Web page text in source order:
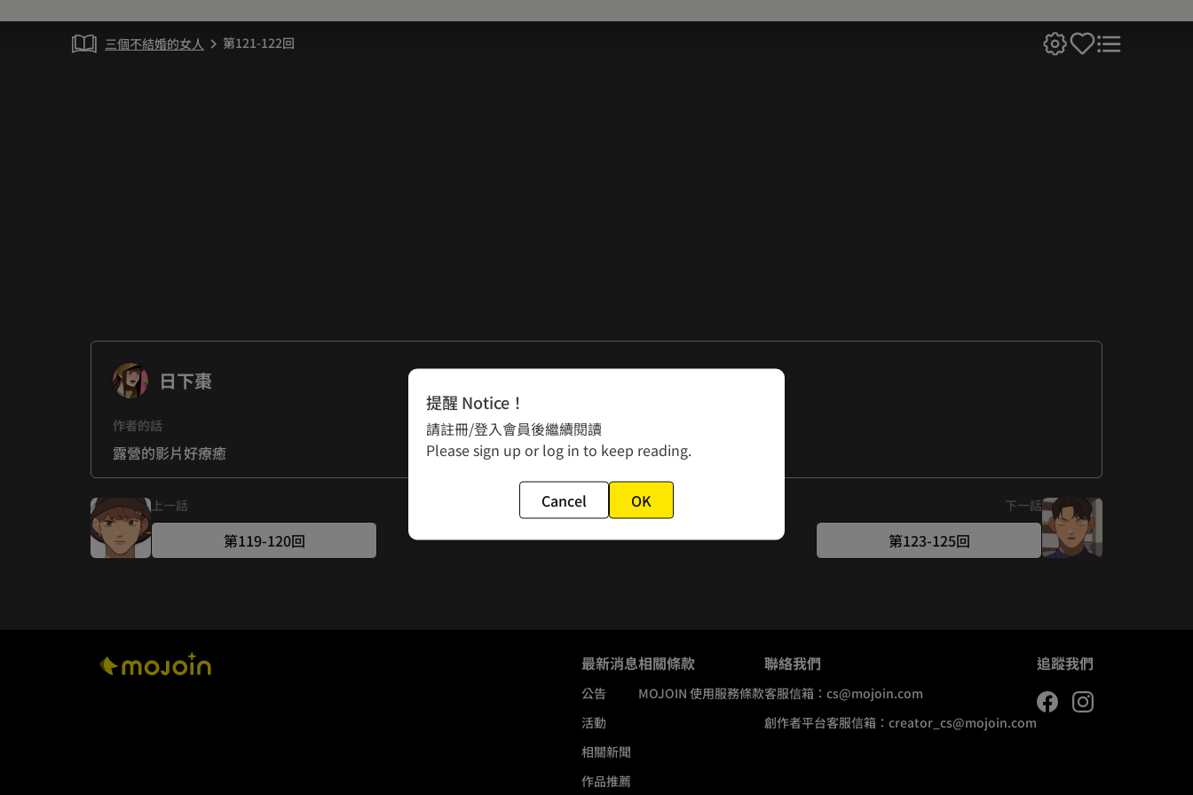
三個不結婚的女人 chevron_right 第121-122回
日下棗
作者的話
露營的影片好療癒
上一話
第119-120回
下一話
第123-125回
最新消息
公告
活動
相關新聞
作品推薦
相關條款
MOJOIN 使用服務條款
聯絡我們
客服信箱： cs@mojoin.com
創作者平台客服信箱： creator_cs@mojoin.com
追蹤我們
提醒 Notice！
請註冊/登入會員後繼續閱讀
Please sign up or log in to keep reading.
Cancel OK